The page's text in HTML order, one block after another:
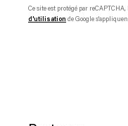
Ce site est protégé par reCAPTCHA,
d'utilisation de Google